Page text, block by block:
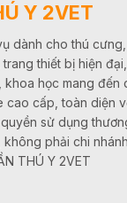
Y 2VET
dành cho thú
thiết bị hiện
học mang đến
cao cấp, toàn diện
sử dụng
phải chi
THÚ Y 2VET